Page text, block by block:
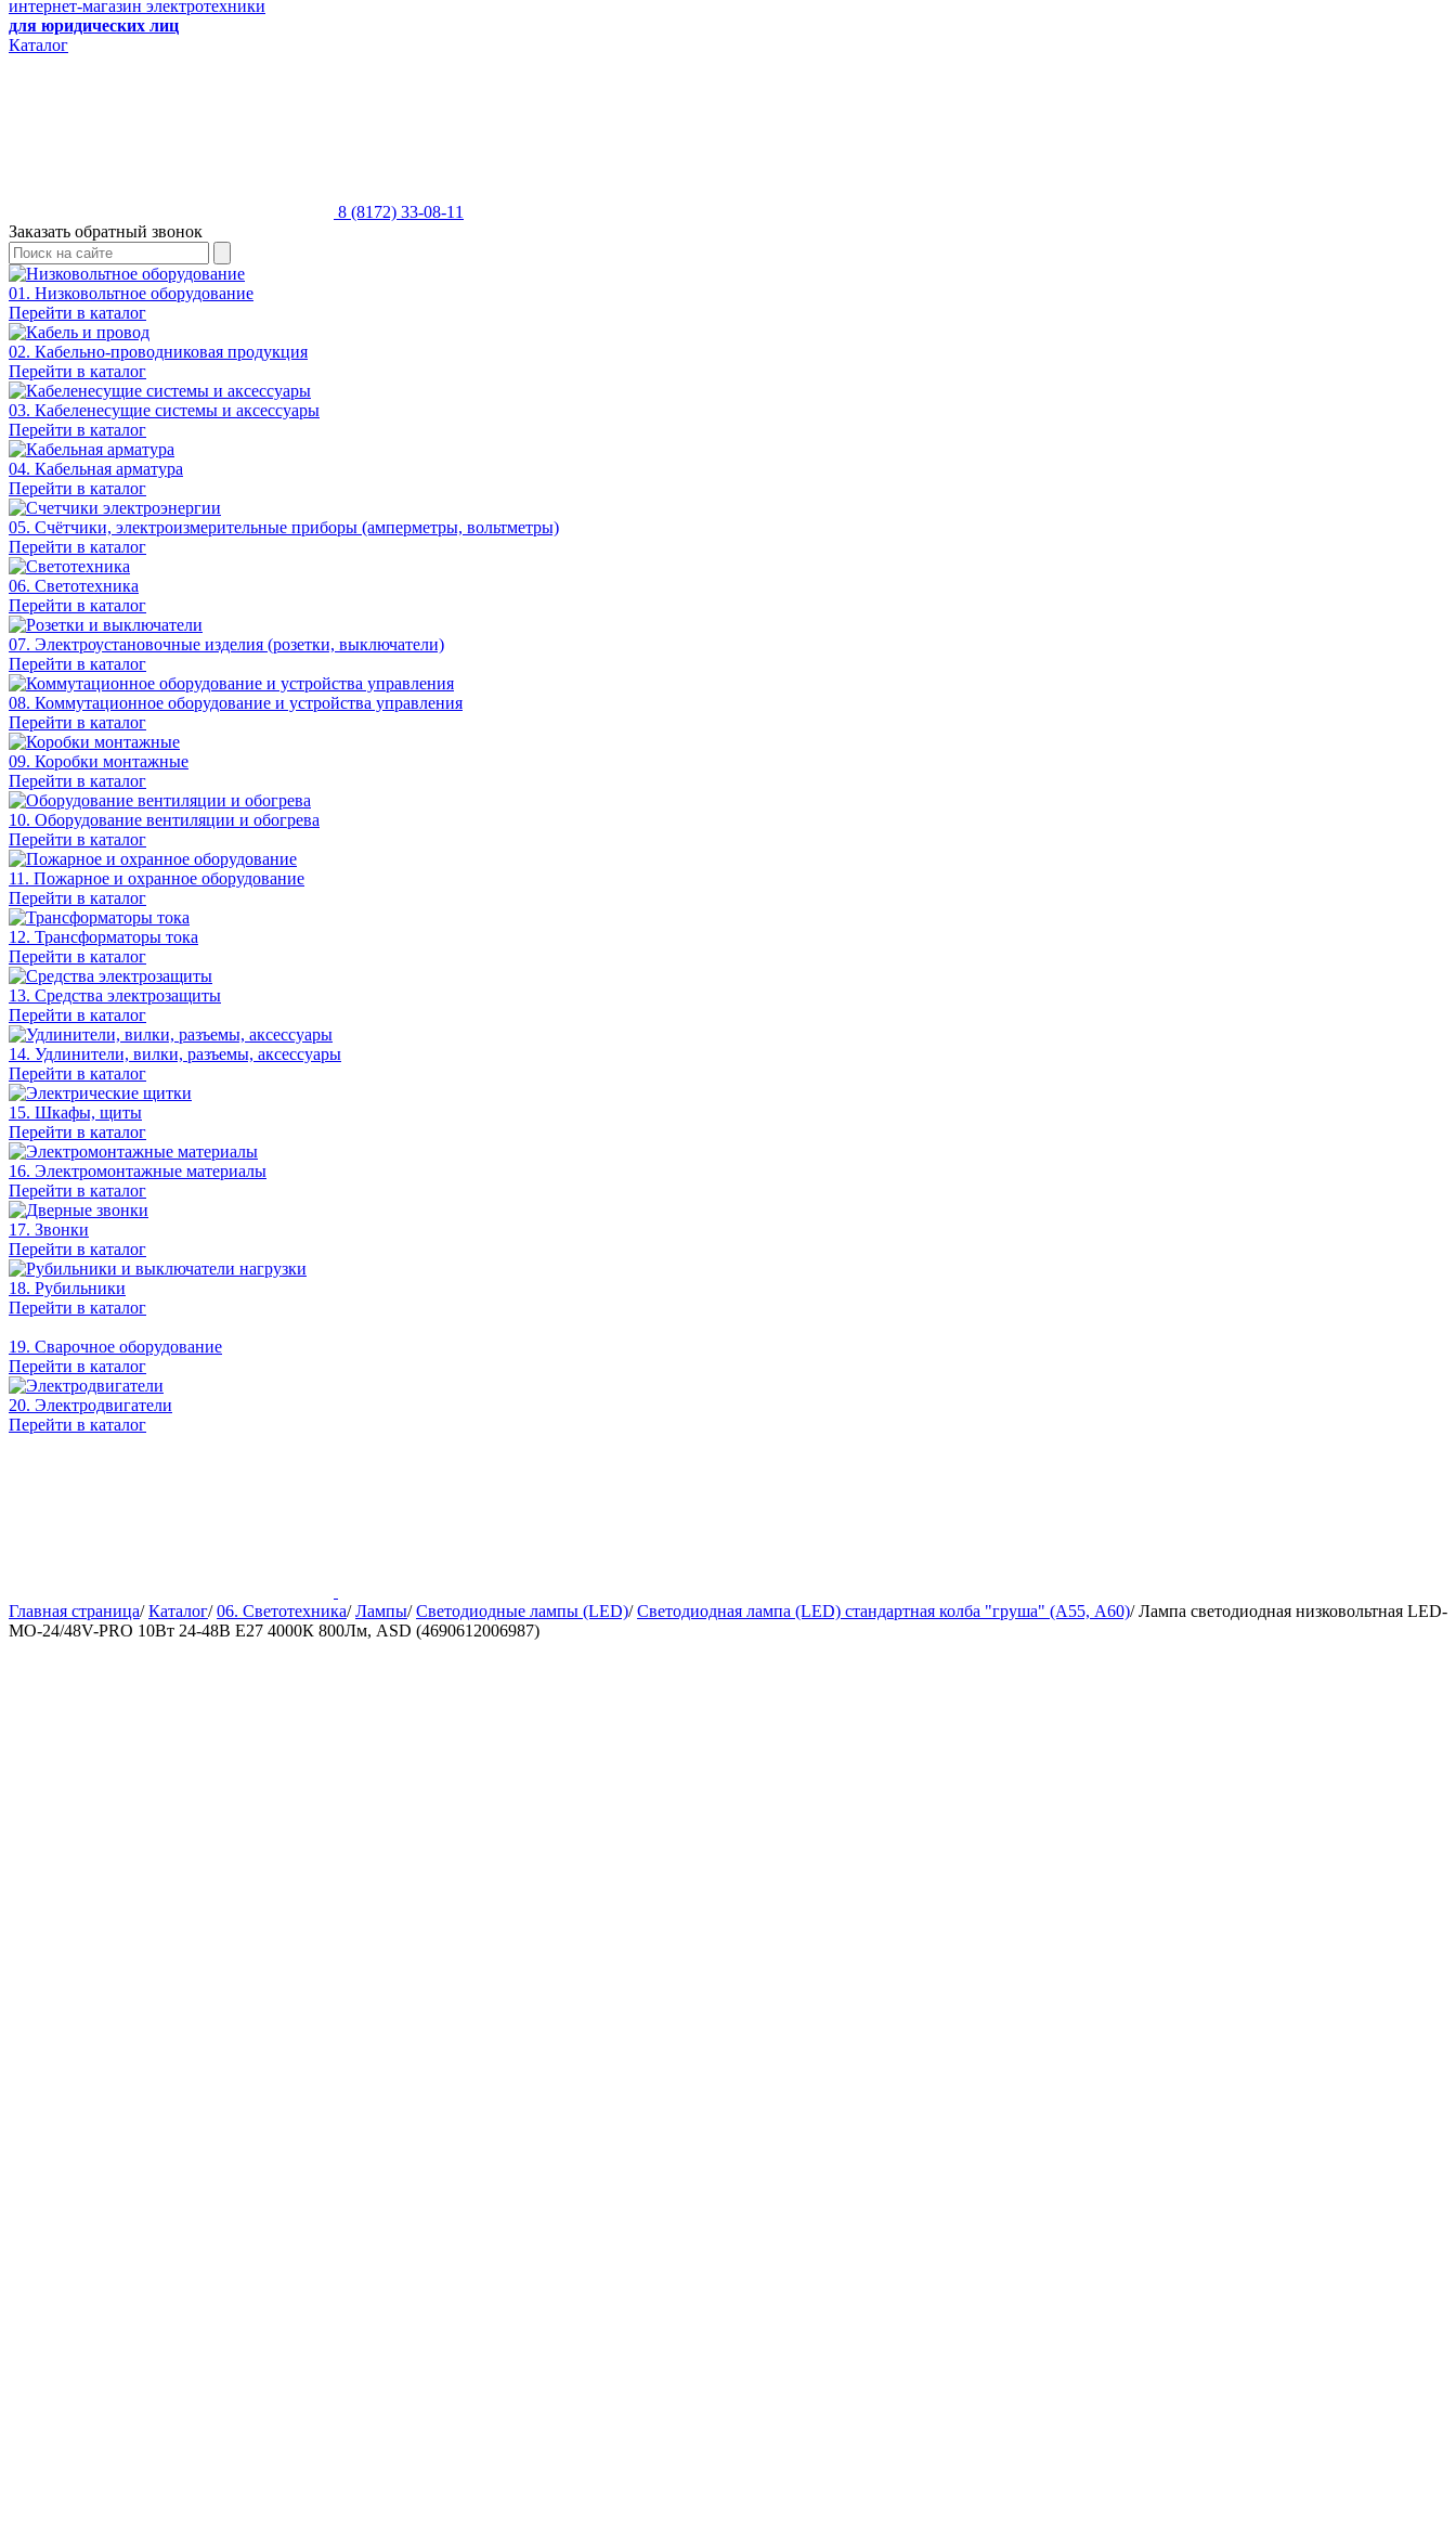
интернет-магазин электротехники
для юридических лиц
Каталог
8 (8172) 33-08-11
Заказать обратный звонок
01. Низковольтное оборудование
Перейти в каталог
02. Кабельно-проводниковая продукция
Перейти в каталог
03. Кабеленесущие системы и аксессуары
Перейти в каталог
04. Кабельная арматура
Перейти в каталог
05. Счётчики, электроизмерительные приборы (амперметры, вольтметры)
Перейти в каталог
06. Светотехника
Перейти в каталог
07. Электроустановочные изделия (розетки, выключатели)
Перейти в каталог
08. Коммутационное оборудование и устройства управления
Перейти в каталог
09. Коробки монтажные
Перейти в каталог
10. Оборудование вентиляции и обогрева
Перейти в каталог
11. Пожарное и охранное оборудование
Перейти в каталог
12. Трансформаторы тока
Перейти в каталог
13. Средства электрозащиты
Перейти в каталог
14. Удлинители, вилки, разъемы, аксессуары
Перейти в каталог
15. Шкафы, щиты
Перейти в каталог
16. Электромонтажные материалы
Перейти в каталог
17. Звонки
Перейти в каталог
18. Рубильники
Перейти в каталог
19. Сварочное оборудование
Перейти в каталог
20. Электродвигатели
Перейти в каталог
Главная страница/ Каталог/ 06. Светотехника/ Лампы/ Светодиодные лампы (LED)/ Светодиодная лампа (LED) стандартная колба "груша" (А55, А60)/ Лампа светодиодная низковольтная LED-
МО-24/48V-PRO 10Вт 24-48В Е27 4000К 800Лм, ASD (4690612006987)